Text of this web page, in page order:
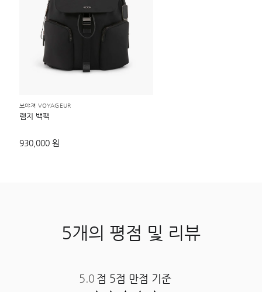
보야져 VOYAGEUR
램지 백팩
930,000 원
5개의 평점 및 리뷰
5.0 점 5점 만점 기준 ​